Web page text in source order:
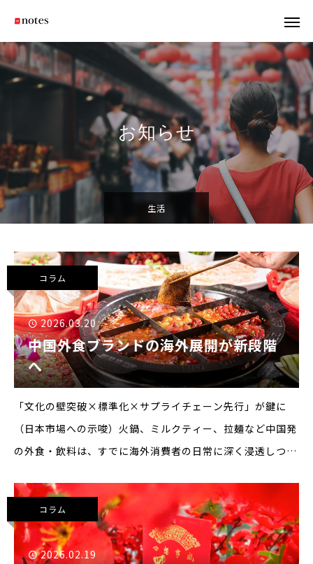
お知らせ
生活
コラム
2026.03.20
中国外食ブランドの海外展開が新段階
へ
「文化の壁突破×標準化×サプライチェーン先行」が鍵に
（日本市場への示唆）火鍋、ミルクティー、拉麺など中国発
の外食・飲料は、すでに海外消費者の日常に深く浸透しつつ
により“成長余地”の獲得が難しくなり、一定規模以上のチェ
ーンが
コラム
2026.02.19